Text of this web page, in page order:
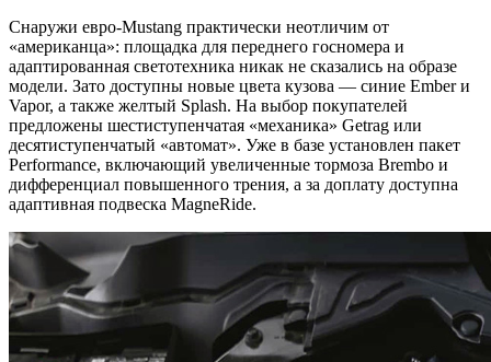
Снаружи евро-Mustang практически неотличим от
«американца»: площадка для переднего госномера и
адаптированная светотехника никак не сказались на образе
модели. Зато доступны новые цвета кузова — синие Ember и
Vapor, а также желтый Splash. На выбор покупателей
предложены шестиступенчатая «механика» Getrag или
десятиступенчатый «автомат». Уже в базе установлен пакет
Performance, включающий увеличенные тормоза Brembo и
дифференциал повышенного трения, а за доплату доступна
адаптивная подвеска MagneRide.